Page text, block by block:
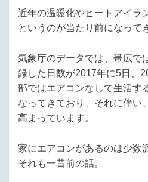
近年の温暖化やヒートアイラ
というのが当たり前になって
気象庁のデータでは、帯広
録した日数が2017年に5日、
部ではエアコンなしで生活す
なってきており、それに伴い
高まっています。
家にエアコンがあるのは少数
それも一昔前の話。